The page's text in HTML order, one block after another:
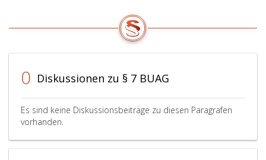
0 Diskussionen zu § 7 BUAG
Es sind keine Diskussionsbeiträge zu diesen Paragrafen
vorhanden.